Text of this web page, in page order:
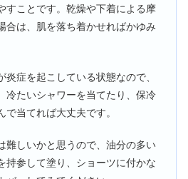
すことです。乾燥や下着による摩
合は、肌を落ち着かせればかゆみ
症を起こしている状態なので、
冷たいシャワーを当てたり、保冷
当てれば大丈夫です。
難しいかと思うので、油分の多い
持参して塗り、ショーツに付かな